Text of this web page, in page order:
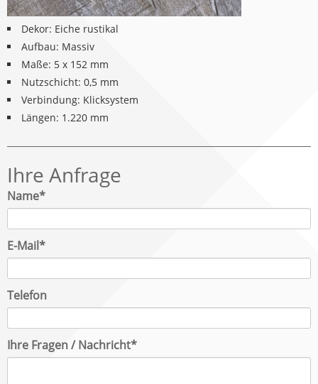
Dekor: Eiche rustikal
Aufbau: Massiv
Maße: 5 x 152 mm
Nutzschicht: 0,5 mm
Verbindung: Klicksystem
Längen: 1.220 mm
Ihre Anfrage
Pflichtfeld
Name*
Pflichtfeld
E-Mail*
Telefon
Pflichtfeld
Ihre Fragen / Nachricht*